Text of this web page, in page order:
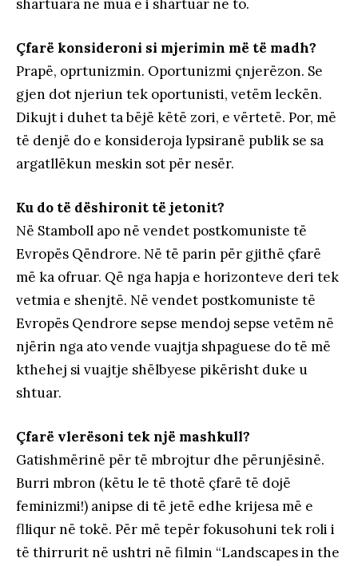
shartuara në mua e i shartuar në to.
Çfarë konsideroni si mjerimin më të madh?
Prapë, oprtunizmin. Oportunizmi çnjerëzon. Se
gjen dot njeriun tek oportunisti, vetëm leckën.
Dikujt i duhet ta bëjë këtë zori, e vërtetë. Por, më
të denjë do e konsideroja lypsiranë publik se sa
argatllëkun meskin sot për nesër.
Ku do të dëshironit të jetonit?
Në Stamboll apo në vendet postkomuniste të
Evropës Qëndrore. Në të parin për gjithë çfarë
më ka ofruar. Që nga hapja e horizonteve deri tek
vetmia e shenjtë. Në vendet postkomuniste të
Evropës Qendrore sepse mendoj sepse vetëm në
njërin nga ato vende vuajtja shpaguese do të më
kthehej si vuajtje shëlbyese pikërisht duke u
shtuar.
Çfarë vlerësoni tek një mashkull?
Gatishmërinë për të mbrojtur dhe përunjësinë.
Burri mbron (këtu le të thotë çfarë të dojë
feminizmi!) anipse di të jetë edhe krijesa më e
flliqur në tokë. Për më tepër fokusohuni tek roli i
të thirrurit në ushtri në filmin “Landscapes in the